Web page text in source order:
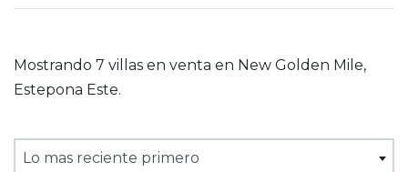
Mostrando 7 villas en venta en New Golden Mile,
Estepona Este.
Lo mas reciente primero